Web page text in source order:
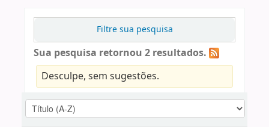
Filtre sua pesquisa
Sua pesquisa retornou 2 resultados.
Desculpe, sem sugestões.